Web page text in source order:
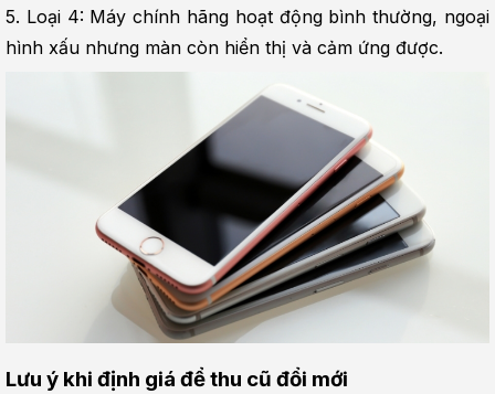
5. Loại 4: Máy chính hãng hoạt động bình thường, ngoại
hình xấu nhưng màn còn hiển thị và cảm ứng được.
Lưu ý khi định giá để thu cũ đổi mới